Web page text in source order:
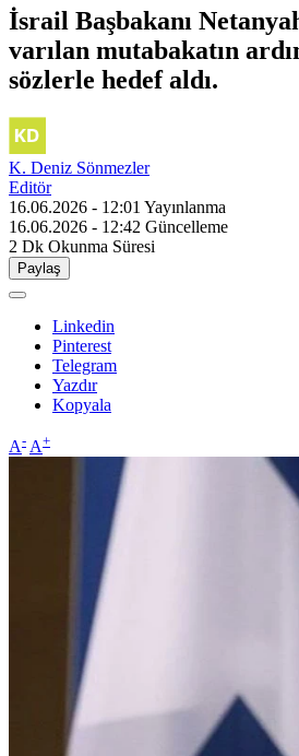
İsrail Başbakanı
varılan mutabakatın
sözlerle hedef aldı.
K. Deniz Sönmezler
Editör
16.06.2026 - 12:01 Yayınlanma
16.06.2026 - 12:42 Güncelleme
2 Dk Okunma Süresi
Paylaş
Linkedin
Pinterest
Telegram
Yazdır
Kopyala
A- A+